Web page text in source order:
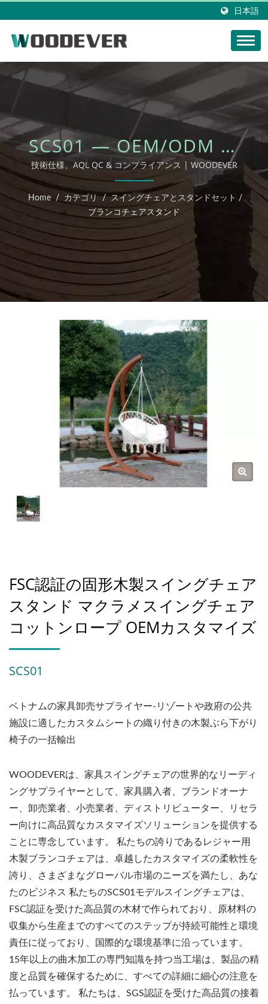
日本語
SCS01 — OEM/ODM 屋
外家具
技術仕様、AQL QC & コンプライアンス | WOODEVER
Home / カテゴリ / スイングチェアとスタンドセット /
ブランコチェアスタンド
FSC認証の固形木製スイングチェア
スタンド マクラメスイングチェア
コットンロープ OEMカスタマイズ
SCS01
ベトナムの家具卸売サプライヤー-リゾートや政府の公共
施設に適したカスタムシートの織り付きの木製ぶら下がり
椅子の一括輸出
WOODEVERは、家具スイングチェアの世界的なリーディ
ングサプライヤーとして、家具購入者、ブランドオーナ
ー、卸売業者、小売業者、ディストリビューター、リセラ
ー向けに高品質なカスタマイズソリューションを提供する
ことに専念しています。 私たちの誇りであるレジャー用
木製ブランコチェアは、卓越したカスタマイズの柔軟性を
誇り、さまざまなグローバル市場のニーズを満たし、あな
たのビジネス 私たちのSCS01モデルスイングチェアは、
FSC認証を受けた高品質の木材で作られており、原材料の
収集から生産までのすべてのステップが持続可能性と環境
責任に従っており、国際的な環境基準に沿っています。
15年以上の曲木加工の専門知識を持つ当工場は、製品の精
度と品質を確保するために、すべての詳細に細心の注意を
払っています。 私たちは、SGS認証を受けた高品質の接着